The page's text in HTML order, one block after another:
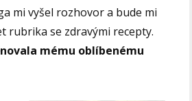
mi vyšel rozhovor a bude mi
rubrika se zdravými recepty.
mému oblíbenému